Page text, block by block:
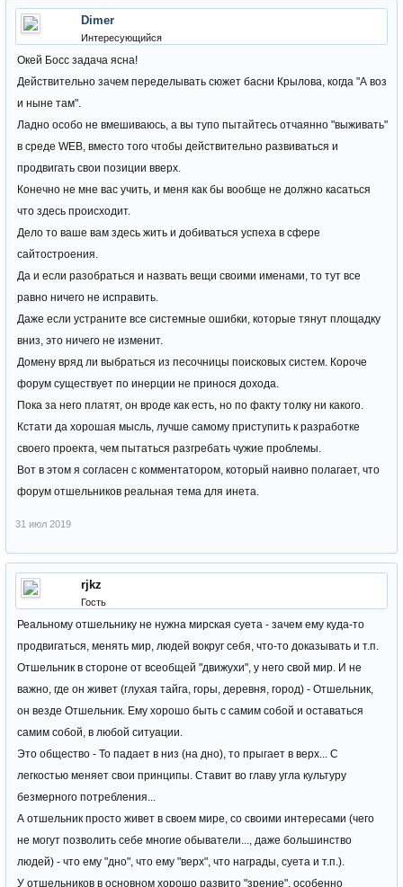
Dimer
Интересующийся
Окей Босс задача ясна!
Действительно зачем переделывать сюжет басни Крылова, когда "А воз
и ныне там".
Ладно особо не вмешиваюсь, а вы тупо пытайтесь отчаянно "выживать"
в среде WEB, вместо того чтобы действительно развиваться и
продвигать свои позиции вверх.
Конечно не мне вас учить, и меня как бы вообще не должно касаться
что здесь происходит.
Дело то ваше вам здесь жить и добиваться успеха в сфере
сайтостроения.
Да и если разобраться и назвать вещи своими именами, то тут все
равно ничего не исправить.
Даже если устраните все системные ошибки, которые тянут площадку
вниз, это ничего не изменит.
Домену вряд ли выбраться из песочницы поисковых систем. Короче
форум существует по инерции не принося дохода.
Пока за него платят, он вроде как есть, но по факту толку ни какого.
Кстати да хорошая мысль, лучше самому приступить к разработке
своего проекта, чем пытаться разгребать чужие проблемы.
Вот в этом я согласен с комментатором, который наивно полагает, что
форум отшельников реальная тема для инета.
31 июл 2019
rjkz
Гость
Реальному отшельнику не нужна мирская суета - зачем ему куда-то
продвигаться, менять мир, людей вокруг себя, что-то доказывать и т.п.
Отшельник в стороне от всеобщей "движухи", у него свой мир. И не
важно, где он живет (глухая тайга, горы, деревня, город) - Отшельник,
он везде Отшельник. Ему хорошо быть с самим собой и оставаться
самим собой, в любой ситуации.
Это общество - То падает в низ (на дно), то прыгает в верх... С
легкостью меняет свои принципы. Ставит во главу угла культуру
безмерного потребления...
А отшельник просто живет в своем мире, со своими интересами (чего
не могут позволить себе многие обыватели..., даже большинство
людей) - что ему "дно", что ему "верх", что награды, суета и т.п.).
У отшельников в основном хорошо развито "зрение", особенно